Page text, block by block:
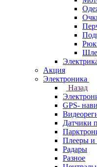
Акция
Электроника
Назад
GPS-
Датчики
Плееры и
Радары
Разное